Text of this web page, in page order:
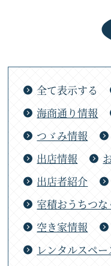
全て表示する
海商通り情報
つゞみ情報
出店情報
出店者紹介
室積おうちつ
空き家情報
レンタルスペー